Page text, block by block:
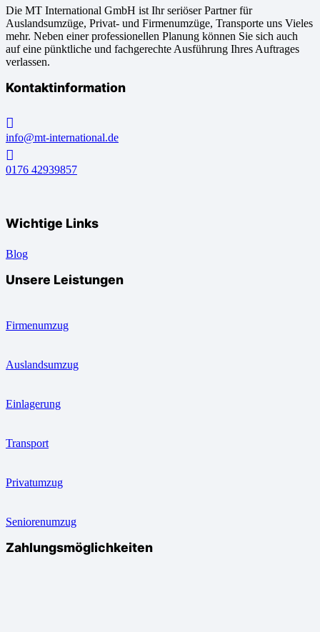
Die MT International GmbH ist Ihr seriöser Partner für
Auslandsumzüge, Privat- und Firmenumzüge, Transporte uns Vieles
mehr. Neben einer professionellen Planung können Sie sich auch
auf eine pünktliche und fachgerechte Ausführung Ihres Auftrages
verlassen.
Kontaktinformation
info@mt-international.de
0176 42939857
Wichtige Links
Blog
Unsere Leistungen
Firmenumzug
Auslandsumzug
Einlagerung
Transport
Privatumzug
Seniorenumzug
Zahlungsmöglichkeiten